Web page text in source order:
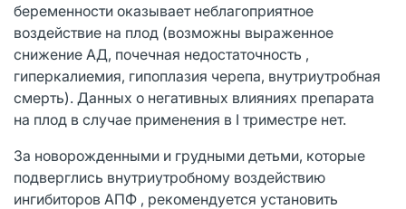
беременности оказывает неблагоприятное
воздействие на плод (возможны выраженное
снижение АД, почечная недостаточность ,
гиперкалиемия, гипоплазия черепа, внутриутробная
смерть). Данных о негативных влияниях препарата
на плод в случае применения в I триместре нет.
За новорожденными и грудными детьми, которые
подверглись внутриутробному воздействию
ингибиторов АПФ , рекомендуется установить